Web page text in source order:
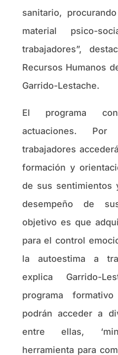
sanitario,
material psico-
trabajadores”,
Recursos Humanos
Garrido-Lestache.
El programa
actuaciones.
trabajadores
formación y
de sus sentimientos
desempeño de
objetivo es que
para el control
la autoestima a
explica Garrido-
programa
podrán acceder a
entre ellas,
herramienta para